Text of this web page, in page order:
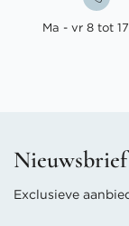
Ma - vr 8 tot
Nieuwsbrief
Exclusieve